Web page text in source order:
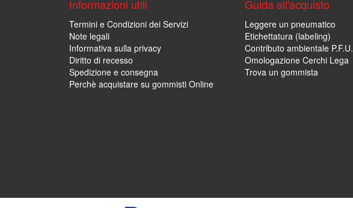
Informazioni utili
Termini e Condizioni dei Servizi
Note legali
Informativa sulla privacy
Diritto di recesso
Spedizione e consegna
Perchè acquistare su gommisti Online
Guida all'acquisto
Leggere un pneumatico
Etichettatura (labeling)
Contributo ambientale P.F.U.
Omologazione Cerchi Lega
Trova un gommista